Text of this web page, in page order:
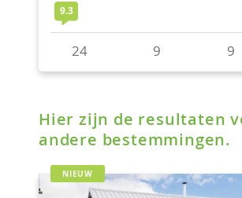
Hier zijn de resultaten
andere bestemmingen.